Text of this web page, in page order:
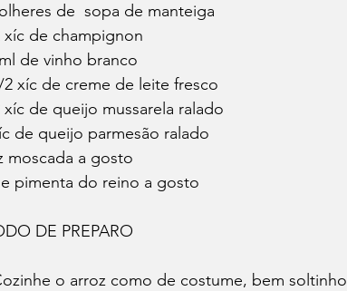
de  sopa de manteiga
xíc de champignon
de vinho branco
2 xíc de creme de leite fresco
xíc de queijo mussarela ralado
de queijo parmesão ralado
moscada a gosto
e pimenta do reino a gosto
DE PREPARO
o arroz como de costume, bem soltinho